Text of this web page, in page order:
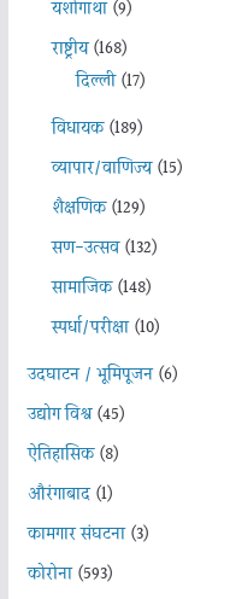
यशोगाथा(9)
राष्ट्रीय(168)
दिल्ली(17)
विधायक(189)
व्यापार/वाणिज्य(15)
शैक्षणिक(129)
सण-उत्सव(132)
सामाजिक(148)
स्पर्धा/परीक्षा(10)
उदघाटन / भूमिपूजन(6)
उद्योग विश्व(45)
ऐतिहासिक(8)
औरंगाबाद(1)
कामगार संघटना(3)
कोरोना(593)